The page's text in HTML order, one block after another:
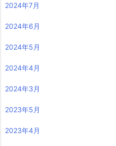
2024年7月
2024年6月
2024年5月
2024年4月
2024年3月
2023年5月
2023年4月